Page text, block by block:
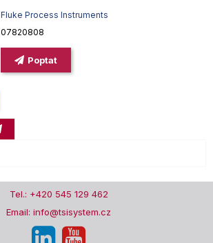
Fluke Process Instruments
07820808
Poptat
Tel.: +420 545 129 462
Email: info@tsisystem.cz